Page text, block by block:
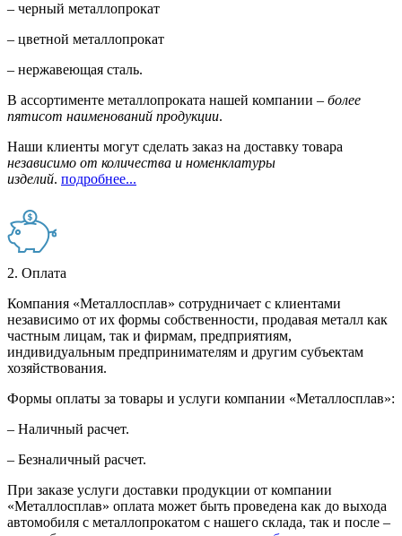
– черный металлопрокат
– цветной металлопрокат
– нержавеющая сталь.
В ассортименте металлопроката нашей компании – более
пятисот наименований продукции.
Наши клиенты могут сделать заказ на доставку товара
независимо от количества и номенклатуры
изделий. подробнее...
2. Оплата
Компания «Металлосплав» сотрудничает с клиентами
независимо от их формы собственности, продавая металл как
частным лицам, так и фирмам, предприятиям,
индивидуальным предпринимателям и другим субъектам
хозяйствования.
Формы оплаты за товары и услуги компании «Металлосплав»:
– Наличный расчет.
– Безналичный расчет.
При заказе услуги доставки продукции от компании
«Металлосплав» оплата может быть проведена как до выхода
автомобиля с металлопрокатом с нашего склада, так и после –